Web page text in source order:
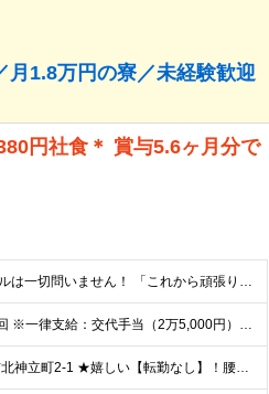
月1.8万円の寮／未経験歓迎
円社食＊ 賞与5.6ヶ月分で
＜未経験・第二新卒、大歓迎！＞ これまでの経験やスキルは一切問いません！ 「これから頑張りたい」という意欲を重視した採用です◎ 【必須資格】 ・高卒以上の方 ＜こんな想いを持つ方を歓迎します！＞
◇月給205,100円～月給306,100円＋各種手当＋賞与年2回 ※一律支給：交代手当（2万5,000円）が月給に含まれます。 ※経験・能力を考慮したうえで決定 ※時間外手当は別途、全額支給 ※試
【勤務地はココ！】 東レ土浦工場 ◇住所：茨城県土浦市北神立町2-1 ★嬉しい【転勤なし】！腰を据えて働けます！ ＜気になるアクセス方法は？＞ 【マイカー・バイク通勤の方】 もちろん車通勤OK！（広